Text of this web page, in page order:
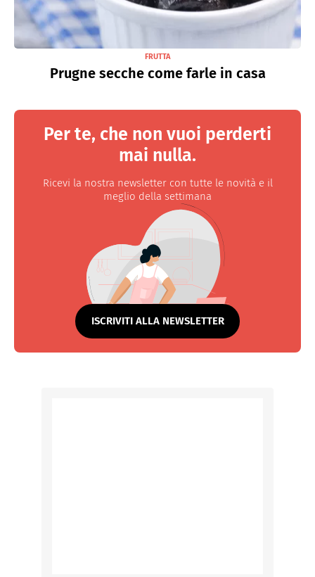
FRUTTA
Prugne secche come farle in casa
Per te, che non vuoi perderti
mai nulla.
Ricevi la nostra newsletter con tutte le novità e il
meglio della settimana
ISCRIVITI ALLA NEWSLETTER